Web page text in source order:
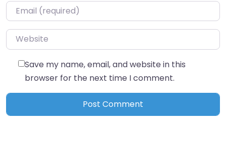
Email*
Website
Save my name, email, and website in this
browser for the next time I comment.